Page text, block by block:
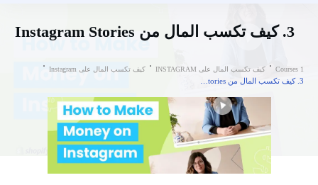
3. كيف تكسب المال من Instagram Stories
Courses 1 كيف تكسب المال على INSTAGRAM كيف تكسب المال على Instagram